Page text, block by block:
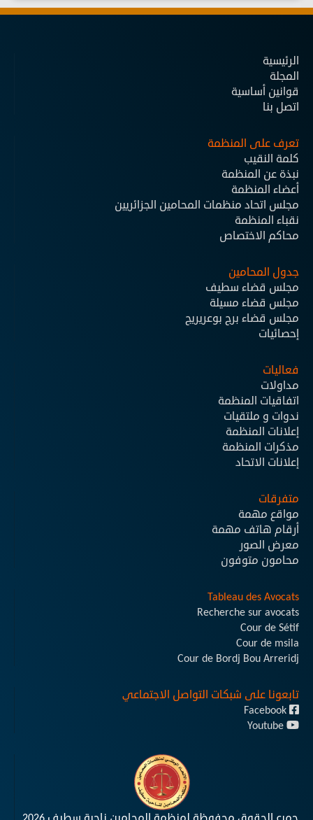
الرئيسية
المجلة
قوانين أساسية
اتصل بنا
تعرف على المنظمة
كلمة النقيب
نبذة عن المنظمة
أعضاء المنظمة
مجلس اتحاد منظمات المحامين الجزائريين
نقباء المنظمة
محاكم الاختصاص
جدول المحامين
مجلس قضاء سطيف
مجلس قضاء مسيلة
مجلس قضاء برج بوعريريج
إحصائيات
فعاليات
مداولات
اتفاقيات المنظمة
ندوات و ملتقيات
إعلانات المنظمة
مذكرات المنظمة
إعلانات الاتحاد
متفرقات
مواقع مهمة
أرقام هاتف مهمة
معرض الصور
محامون متوفون
Tableau des Avocats
Recherche sur avocats
Cour de Sétif
Cour de msila
Cour de Bordj Bou Arreridj
تابعونا على شبكات التواصل الاجتماعي